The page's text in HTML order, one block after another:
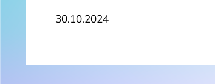
30.10.2024